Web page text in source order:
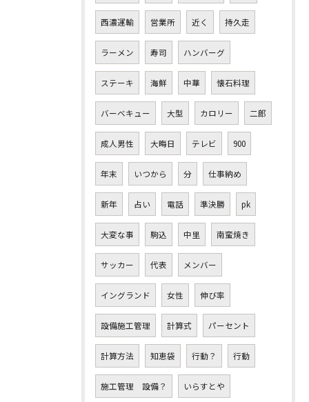
西濃運輸 営業所 近く 持久走
ラーメン 寿司 ハンバーグ
ステーキ 海鮮 中華 懐石料理
バーベキュー 大型 カロリー 二郎
成人男性 大晦日 テレビ 900
年末 いつから 分 仕事納め
新年 占い 電話 準決勝 pk
大変な事 駒込 中里 南蛮焼き
サッカー 代表 メンバー
イングランド 女性 伸び率
設備施工管理 計算式 パーセント
計算方法 知恵袋 行動？ 行動
施工管理 設備？ いらすとや